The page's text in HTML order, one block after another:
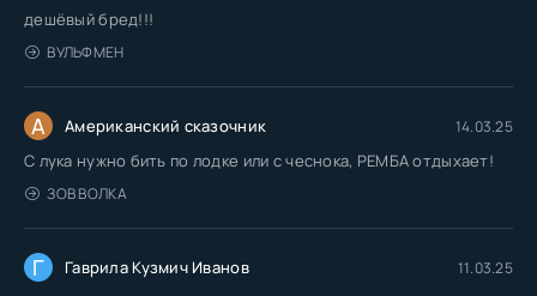
дешёвый бред!!!
ВУЛЬФМЕН
А Американский сказочник 14.03.25
С лука нужно бить по лодке или с чеснока, РЕМБА отдыхает!
ЗОВ ВОЛКА
Г Гаврила Кузмич Иванов 11.03.25